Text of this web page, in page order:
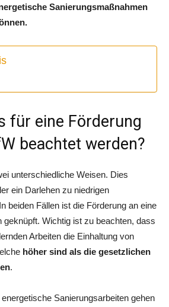
Sanierungsmaßnahmen
für eine Förderung
beachtet werden?
unterschiedliche Weisen. Dies
ein Darlehen zu niedrigen
beiden Fällen ist die Förderung an eine
geknüpft. Wichtig ist zu beachten, dass
Arbeiten die Einhaltung von
höher sind als die gesetzlichen
.
Sanierungsarbeiten gehen